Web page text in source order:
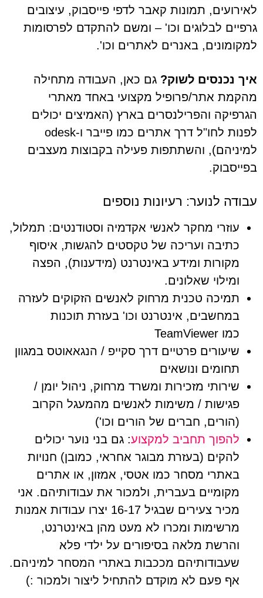
לאירועים, תמונות קאבר לדפי פייסבוק, עיצובים
גרפיים לבלוגים וכו' – ומשם להתקדם לפרסומות
למקומונים, באנרים לאתרים וכו'.
איך נכנסים לשוק?גם כאן, העבודה מתחילה
מהקמת אתר/פרופיל מקצועי באחד מאתרי
הגרפיקה והפרילנסרים בארץ (האמיצים יכולים
לפנות לחו"ל דרך אתרים כמו פייבר ו-odesk
למיניהם), והשתתפות פעילה בקבוצות מעצבים
בפייסבוק.
עבודה לנוער: רעיונות נוספים
עוזרי מחקר לאנשי אקדמיה וסטודנטים: תמלול,
כתיבה ועריכה של טקסטים להגשות, איסוף
מקורות ומידע באינטרנט (מידענות), הפצה
ומילוי שאלונים.
תמיכה טכנית מרחוק לאנשים הזקוקים לעזרה
במחשבים, אינטרנט וכו' בעזרת תוכנות
כמו TeamViewer
שיעורים פרטיים דרך סקייפ / הנגאאוטס במגוון
תחומים ונושאים
שירותי מזכירות ומשרד מרחוק, ניהול יומן /
פגישות / משימות לאנשים מהמעגל הקרוב
(הורים, חברים של הורים וכו')
להפוך תחביב למקצוע: גם בני נוער יכולים
להקים (בעזרת מבוגר אחראי, כמובן) חנויות
באתרי מסחר כמו אטסי, אמזון, או אתרים
מקומיים בעברית, ולמכור את עבודותיהם. אני
מכיר צעירים שבגיל 16-17 יצרו עבודות אמנות
מרשימות ומכרו לא מעט מהן באינטרנט,
והרשת מלאה בסיפורים על ילדי פלא
שעבודותיהם מככבות באתרי המסחר למיניהם.
אף פעם לא מוקדם להתחיל ליצור ולמכור :)